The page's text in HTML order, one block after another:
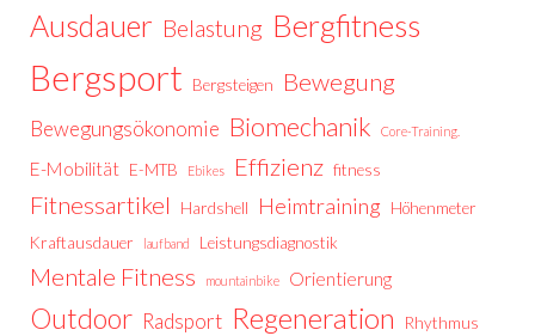
Ausdauer Belastung Bergfitness
Bergsport Bergsteigen Bewegung
Bewegungsökonomie Biomechanik Core-Training.
E-Mobilität E-MTB Ebikes Effizienz fitness
Fitnessartikel Hardshell Heimtraining
Höhenmeter
Kraftausdauer
laufband Leistungsdiagnostik
Mentale Fitness mountainbike Orientierung
Outdoor Radsport Regeneration Rhythmus